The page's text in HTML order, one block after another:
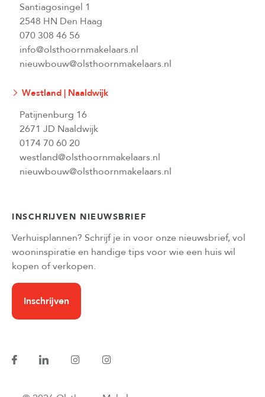
Santiagosingel 1
2548 HN Den Haag
070 308 46 56
info@olsthoornmakelaars.nl
nieuwbouw@olsthoornmakelaars.nl
Westland | Naaldwijk
Patijnenburg 16
2671 JD Naaldwijk
0174 70 60 20
westland@olsthoornmakelaars.nl
nieuwbouw@olsthoornmakelaars.nl
INSCHRIJVEN NIEUWSBRIEF
Verhuisplannen? Schrijf je in voor onze nieuwsbrief, vol
wooninspiratie en handige tips voor wie een huis wil
kopen of verkopen.
Inschrijven